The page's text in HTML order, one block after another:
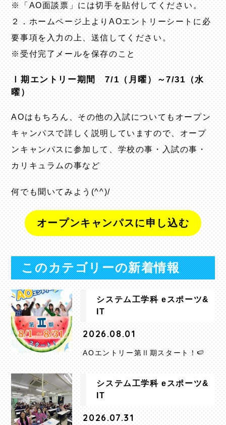
※「AO面談票」には切手を貼付してください。
２．ホームページ上よりAOエントリーシートに必
要事項を入力の上、送信してください。
※受付完了メールを保存のこと
Ⅰ期エントリー期間 7/1（月曜）～7/31（水
曜）
AOはもちろん、その他の入試についてもオープン
キャンパスで詳しく説明していますので、オープ
ンキャンパスに参加して、学校の事・入試の事・
カリキュラムの事など
何でも聞いてみよう(^^)/
オープンキャンパスに申し込む
このカテゴリーの新着情報
システム工学科 eスポーツ&
IT
2026.08.01
AOエントリー第Ⅱ期スタート！🍉
システム工学科 eスポーツ&
IT
2026.07.31